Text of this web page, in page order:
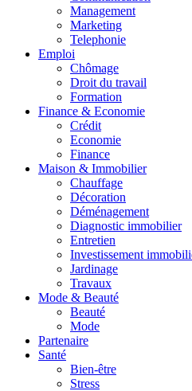
Management
Marketing
Telephonie
Emploi
Chômage
Droit du travail
Formation
Finance & Economie
Crédit
Economie
Finance
Maison & Immobilier
Chauffage
Décoration
Déménagement
Diagnostic immobilier
Entretien
Investissement
Jardinage
Travaux
Mode & Beauté
Beauté
Mode
Partenaire
Santé
Bien-être
Stress